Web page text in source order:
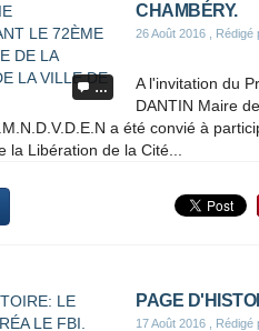
…
CHAMBÉRY.
26 Août 2016 , Rédigé
A l'invitation du
DANTIN Maire
a été convié à
la Libération de la Cité...
PAGE
17 Août 2016 , Rédigé